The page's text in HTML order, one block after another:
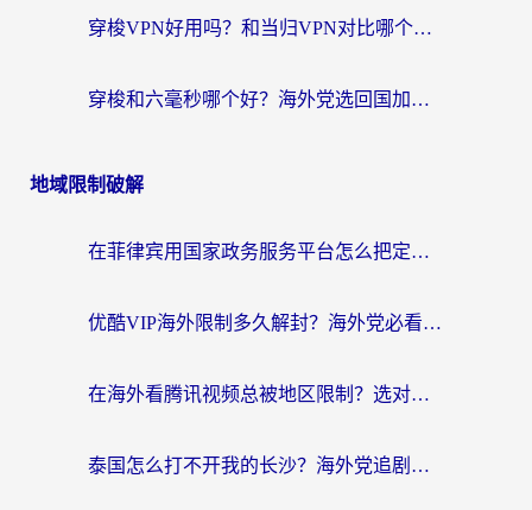
穿梭VPN好用吗？和当归VPN对比哪个回国效果更好？海外党亲测实用指南
穿梭和六毫秒哪个好？海外党选回国加速器的避坑指南，附番茄加速器实测
地域限制破解
在菲律宾用国家政务服务平台怎么把定位修改到中国国内？3步解决+海外看剧听歌全攻略
优酷VIP海外限制多久解封？海外党必看的跨区难题一站式解决指南
在海外看腾讯视频总被地区限制？选对回国加速器，还能解决泰国政务网和蜻蜓FM卡顿问题
泰国怎么打不开我的长沙？海外党追剧看片的破局指南